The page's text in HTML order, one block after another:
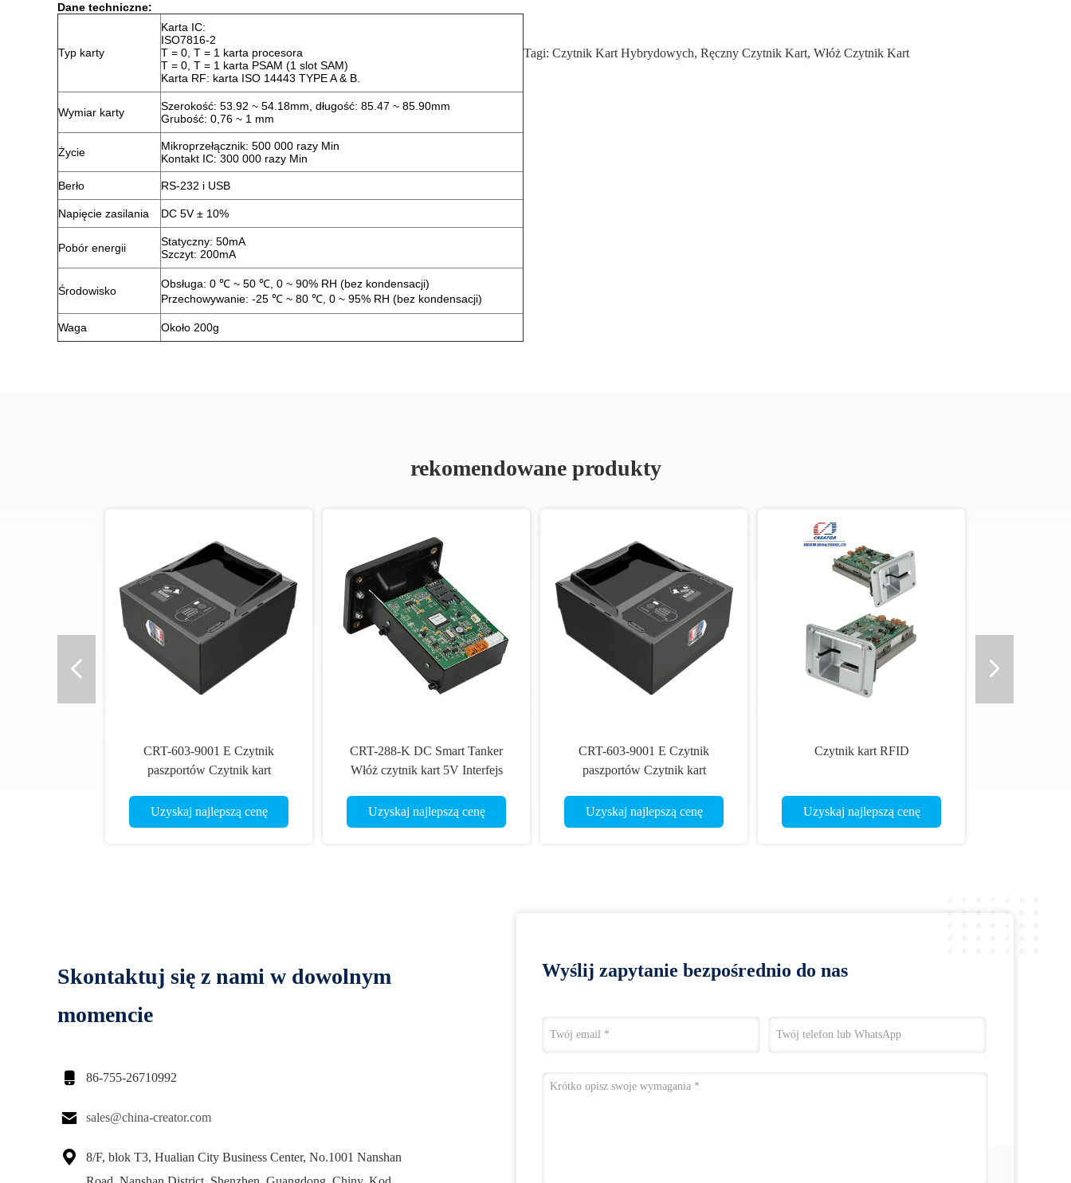
Dane techniczne:
Typ karty
Karta IC:
ISO7816-2
T = 0, T = 1 karta procesora
T = 0, T = 1 karta PSAM (1 slot SAM)
Karta RF: karta ISO 14443 TYPE A & B.
Wymiar karty
Szerokość: 53.92 ~ 54.18mm, długość: 85.47 ~ 85.90mm
Grubość: 0,76 ~ 1 mm
Życie
Mikroprzełącznik: 500 000 razy Min
Kontakt IC: 300 000 razy Min
Berło RS-232 i USB
Napięcie zasilania DC 5V ± 10%
Pobór energii
Statyczny: 50mA
Szczyt: 200mA
Środowisko
Obsługa: 0 ℃ ~ 50 ℃, 0 ~ 90% RH (bez kondensacji)
Przechowywanie: -25 ℃ ~ 80 ℃, 0 ~ 95% RH (bez kondensacji)
Waga Około 200g
Tagi: Czytnik Kart Hybrydowych, Ręczny Czytnik Kart, Włóż Czytnik Kart
rekomendowane produkty
CRT-603-9001 E Czytnik
paszportów Czytnik kart
informacji
Uzyskaj najlepszą cenę
CRT-288-K DC Smart Tanker
Włóż czytnik kart 5V Interfejs
Uzyskaj najlepszą cenę
CRT-603-9001 E Czytnik
paszportów Czytnik kart
informacji
Uzyskaj najlepszą cenę
Czytnik kart RFID
Uzyskaj najlepszą cenę
Skontaktuj się z nami w dowolnym
momencie
 86-755-26710992
 sales@china-creator.com

8/F, blok T3, Hualian City Business Center, No.1001 Nanshan
Wyślij zapytanie bezpośrednio do nas